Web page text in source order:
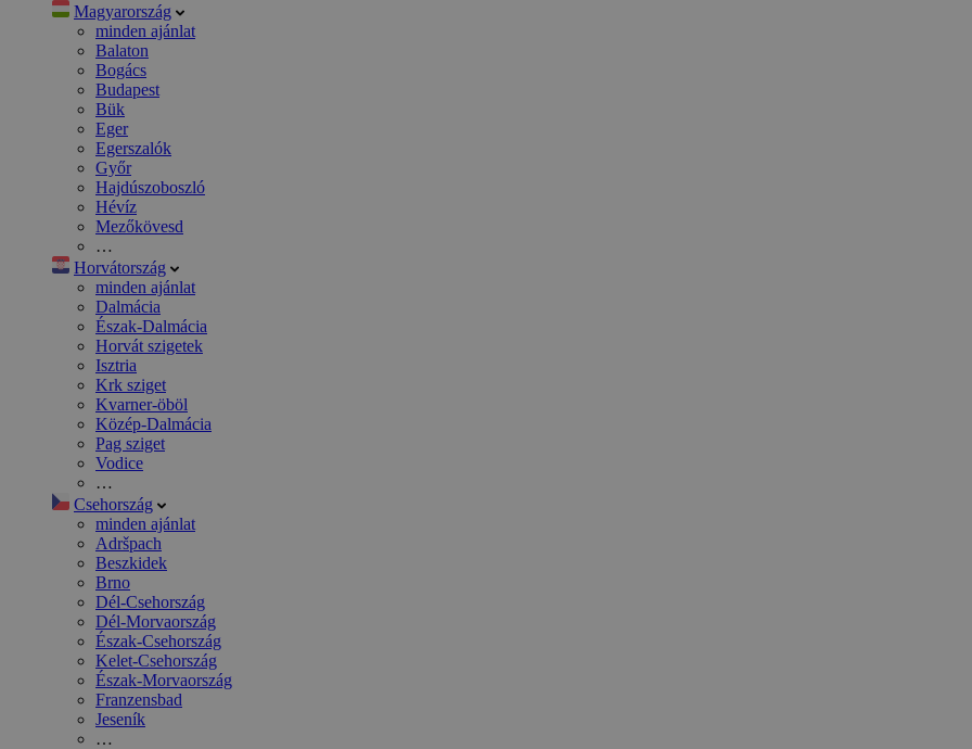
Magyarország
minden ajánlat
Balaton
Bogács
Budapest
Bük
Eger
Egerszalók
Győr
Hajdúszoboszló
Hévíz
Mezőkövesd
…
Horvátország
minden ajánlat
Dalmácia
Észak-Dalmácia
Horvát szigetek
Isztria
Krk sziget
Kvarner-öböl
Közép-Dalmácia
Pag sziget
Vodice
…
Csehország
minden ajánlat
Adršpach
Beszkidek
Brno
Dél-Csehország
Dél-Morvaország
Észak-Csehország
Kelet-Csehország
Észak-Morvaország
Franzensbad
Jeseník
…